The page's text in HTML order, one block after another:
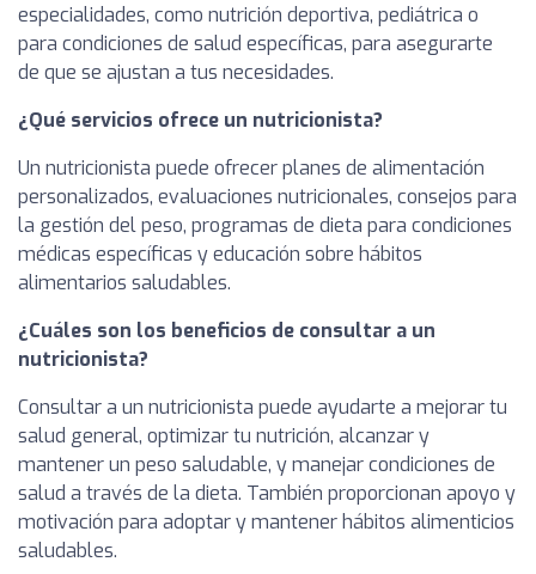
especialidades, como nutrición deportiva, pediátrica o
para condiciones de salud específicas, para asegurarte
de que se ajustan a tus necesidades.
¿Qué servicios ofrece un nutricionista?
Un nutricionista puede ofrecer planes de alimentación
personalizados, evaluaciones nutricionales, consejos para
la gestión del peso, programas de dieta para condiciones
médicas específicas y educación sobre hábitos
alimentarios saludables.
¿Cuáles son los beneficios de consultar a un
nutricionista?
Consultar a un nutricionista puede ayudarte a mejorar tu
salud general, optimizar tu nutrición, alcanzar y
mantener un peso saludable, y manejar condiciones de
salud a través de la dieta. También proporcionan apoyo y
motivación para adoptar y mantener hábitos alimenticios
saludables.